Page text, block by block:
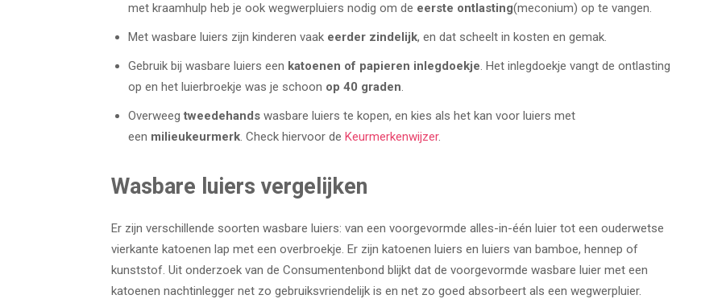
met kraamhulp heb je ook wegwerpluiers nodig om de eerste ontlasting(meconium) op te vangen.
Met wasbare luiers zijn kinderen vaak eerder zindelijk, en dat scheelt in kosten en gemak.
Gebruik bij wasbare luiers een katoenen of papieren inlegdoekje. Het inlegdoekje vangt de ontlasting
op en het luierbroekje was je schoon op 40 graden.
Overweeg tweedehands wasbare luiers te kopen, en kies als het kan voor luiers met
een milieukeurmerk. Check hiervoor de Keurmerkenwijzer.
Wasbare luiers vergelijken
Er zijn verschillende soorten wasbare luiers: van een voorgevormde alles-in-één luier tot een ouderwetse
vierkante katoenen lap met een overbroekje. Er zijn katoenen luiers en luiers van bamboe, hennep of
kunststof. Uit onderzoek van de Consumentenbond blijkt dat de voorgevormde wasbare luier met een
katoenen nachtinlegger net zo gebruiksvriendelijk is en net zo goed absorbeert als een wegwerpluier.